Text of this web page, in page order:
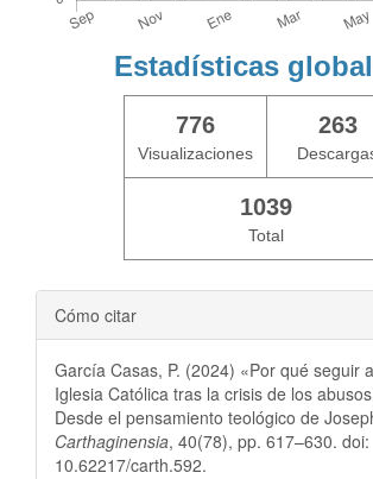
Estadísticas
776
Visualizaciones
263
1039
Total
Cómo citar
García Casas, P. (2024) «Por qué seguir
Iglesia Católica tras la crisis de los
Desde el pensamiento teológico de
Carthaginensia, 40(78), pp. 617–630. doi:
10.62217/carth.592.